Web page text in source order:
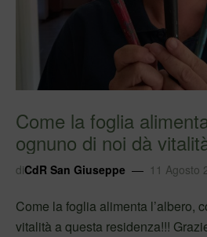
Come la foglia
ognuno di noi dà
reside…
diCdR San Giuseppe 11 Agosto
Come la foglia alimenta l’albero,
vitalità a questa residenza!!!